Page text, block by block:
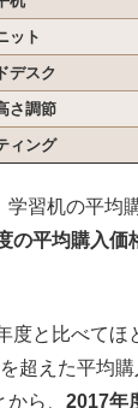
ット
デスク
さ調節
ィング
学習机の平均
の平均購入価
度と比べてほ
超えた平均
ら、 2017年